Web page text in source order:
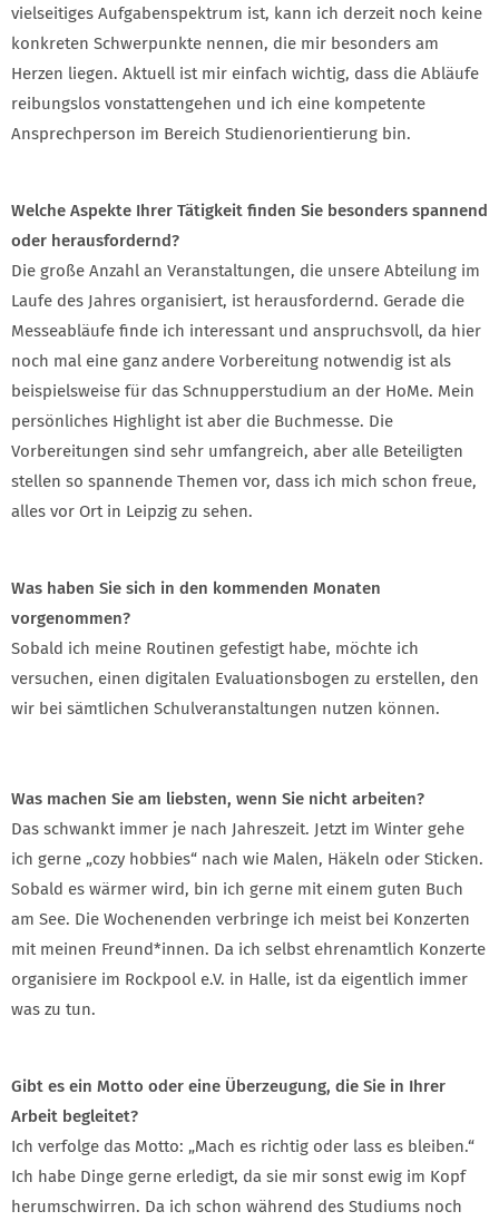
vielseitiges Aufgabenspektrum ist, kann ich derzeit noch keine
konkreten Schwerpunkte nennen, die mir besonders am
Herzen liegen. Aktuell ist mir einfach wichtig, dass die Abläufe
reibungslos vonstattengehen und ich eine kompetente
Ansprechperson im Bereich Studienorientierung bin.
Welche Aspekte Ihrer Tätigkeit finden Sie besonders spannend
oder herausfordernd?
Die große Anzahl an Veranstaltungen, die unsere Abteilung im
Laufe des Jahres organisiert, ist herausfordernd. Gerade die
Messeabläufe finde ich interessant und anspruchsvoll, da hier
noch mal eine ganz andere Vorbereitung notwendig ist als
beispielsweise für das Schnupperstudium an der HoMe. Mein
persönliches Highlight ist aber die Buchmesse. Die
Vorbereitungen sind sehr umfangreich, aber alle Beteiligten
stellen so spannende Themen vor, dass ich mich schon freue,
alles vor Ort in Leipzig zu sehen.
Was haben Sie sich in den kommenden Monaten
vorgenommen?
Sobald ich meine Routinen gefestigt habe, möchte ich
versuchen, einen digitalen Evaluationsbogen zu erstellen, den
wir bei sämtlichen Schulveranstaltungen nutzen können.
Was machen Sie am liebsten, wenn Sie nicht arbeiten?
Das schwankt immer je nach Jahreszeit. Jetzt im Winter gehe
ich gerne „cozy hobbies“ nach wie Malen, Häkeln oder Sticken.
Sobald es wärmer wird, bin ich gerne mit einem guten Buch
am See. Die Wochenenden verbringe ich meist bei Konzerten
mit meinen Freund*innen. Da ich selbst ehrenamtlich Konzerte
organisiere im Rockpool e.V. in Halle, ist da eigentlich immer
was zu tun.
Gibt es ein Motto oder eine Überzeugung, die Sie in Ihrer
Arbeit begleitet?
Ich verfolge das Motto: „Mach es richtig oder lass es bleiben.“
Ich habe Dinge gerne erledigt, da sie mir sonst ewig im Kopf
herumschwirren. Da ich schon während des Studiums noch